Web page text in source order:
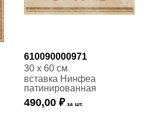
610090000971
30 x 60 см
вставка Нинфеа
патинированная
490,00 ₽ за шт.